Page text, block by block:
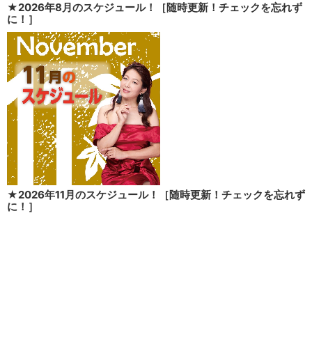
★2026年8月のスケジュール！［随時更新！チェックを忘れず
に！］
★2026年11月のスケジュール！［随時更新！チェックを忘れず
に！］